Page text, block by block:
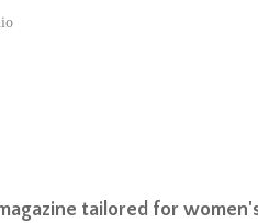
tailored for